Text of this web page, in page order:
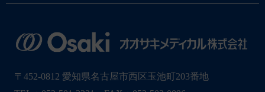
〒452-0812 愛知県名古屋市西区玉池町203番地